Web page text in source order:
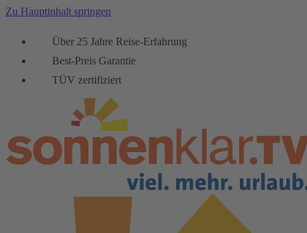
Zu Hauptinhalt springen
Über 25 Jahre Reise-Erfahrung
Best-Preis Garantie
TÜV zertifiziert